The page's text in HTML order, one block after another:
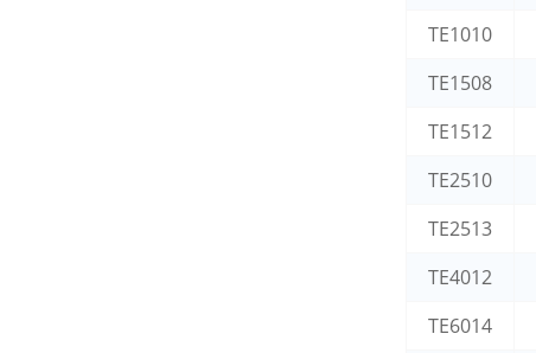
TE1010
TE1508
TE1512
TE2510
TE2513
TE4012
TE6014